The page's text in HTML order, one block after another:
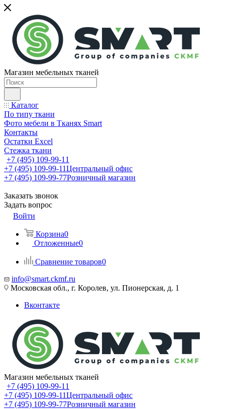
Магазин мебельных тканей
Каталог
По типу ткани
Фото мебели в Тканях Smart
Контакты
Остатки Excel
Стежка ткани
+7 (495) 109-99-11
+7 (495) 109-99-11Центральный офис
+7 (495) 109-99-77Розничный магазин
Заказать звонок
Задать вопрос
Войти
Корзина0
Отложенные0
Сравнение товаров0
info@smart.ckmf.ru
Московская обл., г. Королев, ул. Пионерская, д. 1
Вконтакте
Магазин мебельных тканей
+7 (495) 109-99-11
+7 (495) 109-99-11Центральный офис
+7 (495) 109-99-77Розничный магазин